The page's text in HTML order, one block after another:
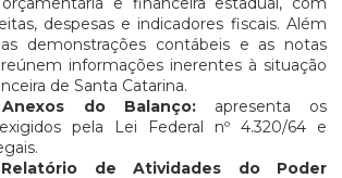
despesas e indicadores fiscais. Além
demonstrações contábeis e as notas
informações inerentes à situação
de Santa Catarina.
do Balanço: apresenta os
pela Lei Federal nº 4.320/64 e
de Atividades do Poder